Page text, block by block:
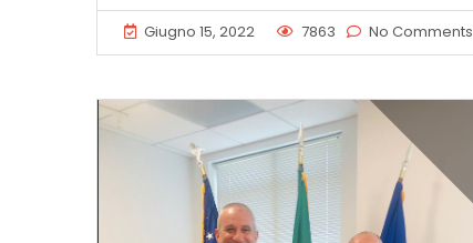
Giugno 15, 2022 7863 No Comments